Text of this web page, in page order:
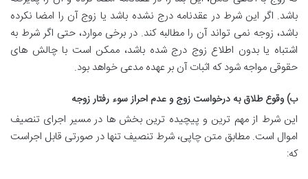
باشد. اگر این شرط در عقدنامه درج نشده باشد یا زوج آن را امضا نکرده
باشد، زوجه نمی تواند آن را مطالبه کند. در برخی موارد، حتی اگر شرط به
اشتباه یا بدون اطلاع زوج درج شده باشد، ممکن است با چالش های
حقوقی مواجه شود که اثبات آن بر عهده مدعی خواهد بود.
ب) وقوع طلاق به درخواست زوج و عدم احراز سوء رفتار زوجه
این شرط از مهم ترین و پیچیده ترین بخش ها در مسیر اجرای تنصیف
اموال است. مطابق متن چاپی، شرط تنصیف تنها در صورتی قابل اجراست
که: